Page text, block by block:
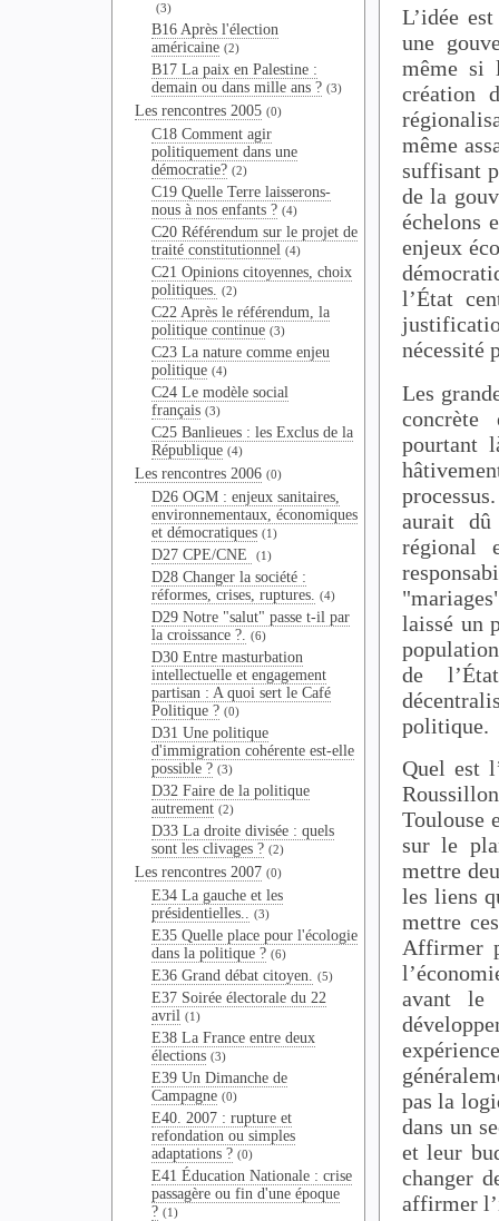
(3)
B16 Après l'élection
américaine (2)
B17 La paix en Palestine :
demain ou dans mille ans ? (3)
Les rencontres 2005 (0)
C18 Comment agir
politiquement dans une
démocratie? (2)
C19 Quelle Terre laisserons-
nous à nos enfants ? (4)
C20 Référendum sur le projet de
traité constitutionnel (4)
C21 Opinions citoyennes, choix
politiques. (2)
C22 Après le référendum, la
politique continue (3)
C23 La nature comme enjeu
politique (4)
C24 Le modèle social
français (3)
C25 Banlieues : les Exclus de la
République (4)
Les rencontres 2006 (0)
D26 OGM : enjeux sanitaires,
environnementaux, économiques
et démocratiques (1)
D27 CPE/CNE (1)
D28 Changer la société :
réformes, crises, ruptures. (4)
D29 Notre "salut" passe t-il par
la croissance ?. (6)
D30 Entre masturbation
intellectuelle et engagement
partisan : A quoi sert le Café
Politique ? (0)
D31 Une politique
d'immigration cohérente est-elle
possible ? (3)
D32 Faire de la politique
autrement (2)
D33 La droite divisée : quels
sont les clivages ? (2)
Les rencontres 2007 (0)
E34 La gauche et les
présidentielles.. (3)
E35 Quelle place pour l'écologie
dans la politique ? (6)
E36 Grand débat citoyen. (5)
E37 Soirée électorale du 22
avril (1)
E38 La France entre deux
élections (3)
E39 Un Dimanche de
Campagne (0)
E40. 2007 : rupture et
refondation ou simples
adaptations ? (0)
E41 Éducation Nationale : crise
passagère ou fin d'une époque
? (1)
L’idée
une
même si
création
même
suffisant
de la
échelons
enjeux
l’État
nécessité
Les
concrète
pourtant
aurait
régional
laissé un
de
politique.
Quel est
Toulouse
sur le
mettre
les liens
mettre
Affirmer
avant le
pas la
dans un
et leur
changer
affirmer